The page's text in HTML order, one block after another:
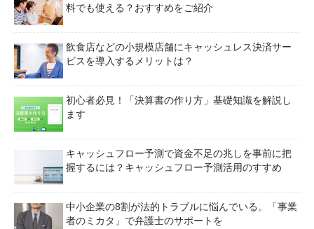
料でも使える？おすすめをご紹介
飲食店などの小規模店舗にキャッシュレス決済サー
ビスを導入するメリットは？
初心者必見！「決算書の作り方」基礎知識を解説し
ます
キャッシュフロー予測で資金不足の兆しを事前に把
握するには？キャッシュフロー予測活用のすすめ
中小企業の8割が法的トラブルに悩んでいる。「事業
者のミカタ」で弁護士のサポートを